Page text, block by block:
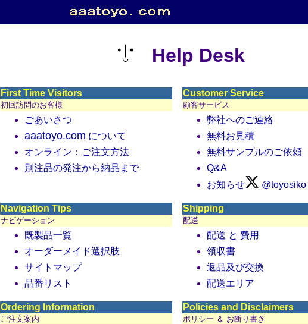
Help Desk
First Time Visitors Customer Service
初回訪問のお客様 顧客サービス
ごあいさつ
aaatoyo.com について
オンライン：ご注文方法
別注品の発注から納品まで
弊社へのご連絡
無料お見積
無料サンプルのご依頼
Q&A
お知らせ
@toyosiko
Navigation Tips Shipping
ナビゲーション 配送
既製品一覧
オーダーメイド選択肢
サイトマップ
品番リスト
配送 と 費用
領収書
返品及び交換
配送エリア
Ordering Information Policies and Disclaimers
ご注文案内 ポリシー ＆ お断り書き